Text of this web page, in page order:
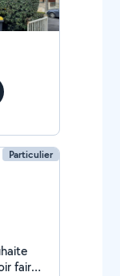
Particulier
faire